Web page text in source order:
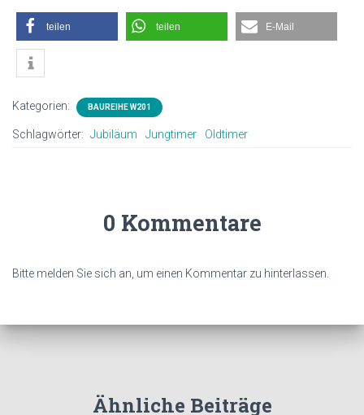
teilen teilen E-Mail
Kategorien: BAUREIHE W201
Schlagwörter: Jubiläum Jungtimer Oldtimer
0 Kommentare
Bitte melden Sie sich an, um einen Kommentar zu hinterlassen.
Ähnliche Beiträge